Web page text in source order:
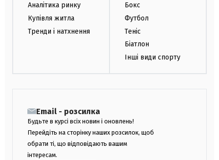
Аналітика ринку
Купівля житла
Тренди і натхнення
Бокс
Футбол
Теніс
Біатлон
Інші види спорту
Email - розсилка
Будьте в курсі всіх новин і оновлень!
Перейдіть на сторінку наших розсилок, щоб
обрати ті, що відповідають вашим
інтересам.